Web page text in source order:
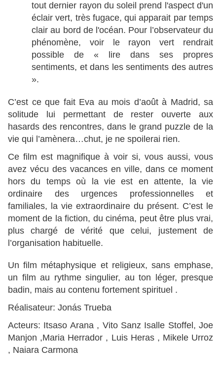
tout dernier rayon du soleil prend l'aspect d'un
éclair vert, très fugace, qui apparait par temps
clair au bord de l'océan. Pour l’observateur du
phénomène, voir le rayon vert rendrait
possible de « lire dans ses propres
sentiments, et dans les sentiments des autres
».
C’est ce que fait Eva au mois d’août à Madrid, sa
solitude lui permettant de rester ouverte aux
hasards des rencontres, dans le grand puzzle de la
vie qui l’amènera…chut, je ne spoilerai rien.
Ce film est magnifique à voir si, vous aussi, vous
avez vécu des vacances en ville, dans ce moment
hors du temps où la vie est en attente, la vie
ordinaire des urgences professionnelles et
familiales, la vie extraordinaire du présent. C’est le
moment de la fiction, du cinéma, peut être plus vrai,
plus chargé de vérité que celui, justement de
l’organisation habituelle.
Un film métaphysique et religieux, sans emphase,
un film au rythme singulier, au ton léger, presque
badin, mais au contenu fortement spirituel .
Réalisateur: Jonás Trueba
Acteurs: Itsaso Arana , Vito Sanz Isalle Stoffel, Joe
Manjon ,Maria Herrador , Luis Heras , Mikele Urroz
, Naiara Carmona